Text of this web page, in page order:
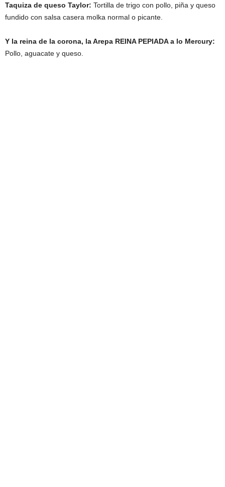
Taquiza de queso Taylor: Tortilla de trigo con pollo, piña y queso
fundido con salsa casera molka normal o picante.
Y la reina de la corona, la Arepa REINA PEPIADA a lo Mercury:
Pollo, aguacate y queso.